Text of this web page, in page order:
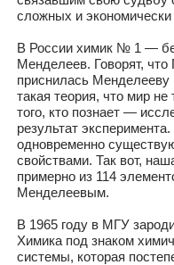
сложных и
В России химик № 1 —
Менделеев. Говорят,
приснилась Менделееву
такая теория, что мир не
того, кто познает —
результат
одновременно
свойствами. Так вот,
примерно из 114
Менделеевым.
В 1965 году в МГУ
Химика под знаком
системы, которая